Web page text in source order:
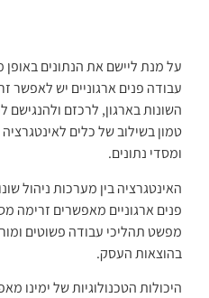
על מנת ליישם את הנתונים באופן
עבודה פנים ארגוניים יש לאפשר
השונות בארגון, לרכזם
טמון בשילוב של כלים
ומסדי נתונים.
האינטגרציה בין מערכות ניהול
פנים ארגוניים מאפשרים זרימה
מפשט תהליכי עבודה פשוטים
בהוצאות העסק.
היכולות הטכנולוגיות של ימינו